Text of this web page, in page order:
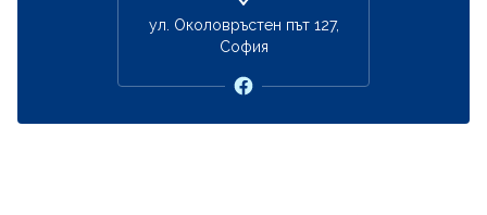
ул. Околовръстен път 127,
София